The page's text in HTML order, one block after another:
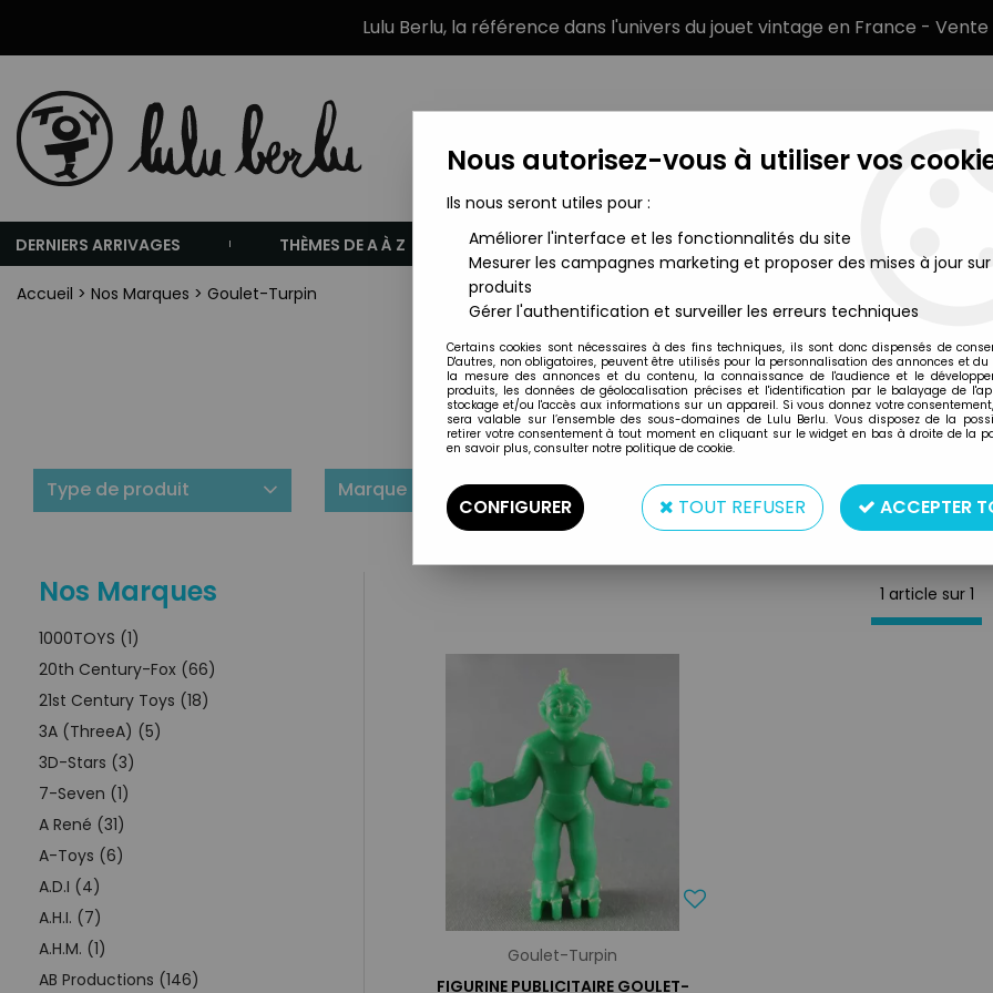
Lulu Berlu, la référence dans l'univers du jouet vintage en France -
DERNIERS ARRIVAGES THÈMES DE A À Z MARQUES TYPE DE PRODUIT
Accueil > Nos Marques > Goulet-Turpin
Goulet-Turpin
Type de produit Marque Prix
Nos Marques
1000TOYS (1)
20th Century-Fox (66)
21st Century Toys (18)
3A (ThreeA) (5)
3D-Stars (3)
7-Seven (1)
A René (31)
A-Toys (6)
A.D.I (4)
A.H.I. (7)
A.H.M. (1)
AB Productions (146)
1 article sur 1
Goulet-Turpin
FIGURINE PUBLICITAIRE GOULET-
Nous autorisez-vous à utiliser vos
Ils nous seront utiles pour :
Améliorer l'interface et les fonctionnalités du site
Mesurer les campagnes marketing et proposer des mises à jour
produits
Gérer l'authentification et surveiller les erreurs techniques
Certains cookies sont nécessaires à des fins techniques, ils sont donc dispensés de
D'autres, non obligatoires, peuvent être utilisés pour la personnalisation des annonces et du
la mesure des annonces et du contenu, la connaissance de l'audience et le
produits, les données de géolocalisation précises et l'identification par le balayage de
stockage et/ou l'accès aux informations sur un appareil. Si vous donnez votre
sera valable sur l’ensemble des sous-domaines de Lulu Berlu. Vous disposez de la
retirer votre consentement à tout moment en cliquant sur le widget en bas à droite de la
en savoir plus, consulter notre politique de cookie.
CONFIGURER TOUT REFUSER ACCEPTER